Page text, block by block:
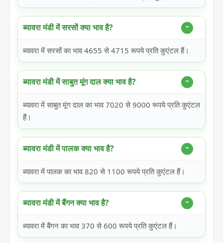
ब्यावरा मंडी में सरसों क्या भाव है?
ब्यावरा में सरसों का भाव 4655 से 4715 रूपये प्रति कुएंटल हैं।
ब्यावरा मंडी में साबुत मूंग दाल क्या भाव है?
ब्यावरा में साबुत मूंग दाल का भाव 7020 से 9000 रूपये प्रति कुएंटल
हैं।
ब्यावरा मंडी में पालक क्या भाव है?
ब्यावरा में पालक का भाव 820 से 1100 रूपये प्रति कुएंटल हैं।
ब्यावरा मंडी में बैंगन क्या भाव है?
ब्यावरा में बैंगन का भाव 370 से 600 रूपये प्रति कुएंटल हैं।